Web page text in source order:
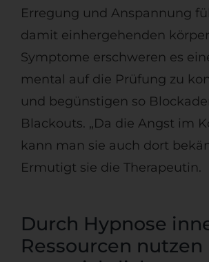
Erregung und Anspannung
damit einhergehenden
Symptome erschweren es
mental auf die Prüfung zu
und begünstigen so
Blackouts. „Da die Angst im
kann man sie auch dort
Ermutigt sie die Therapeutin.
Durch Hypnose
Ressourcen nutzen